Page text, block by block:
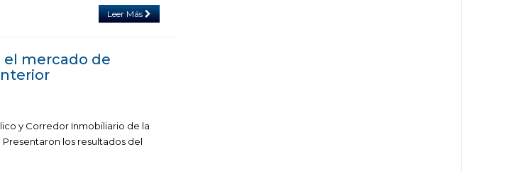
Leer Más
el mercado de
y Corredor Inmobiliario de la
los resultados del